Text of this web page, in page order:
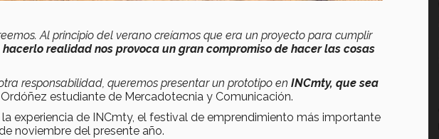
Al principio del verano creíamos que era un proyecto para cumplir
realidad nos provoca un gran compromiso de hacer las cosas
responsabilidad, queremos presentar un prototipo en INCmty, que sea
estudiante de Mercadotecnia y Comunicación.
experiencia de INCmty, el festival de emprendimiento más importante
noviembre del presente año.